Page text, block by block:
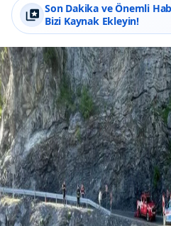
Son Dakika ve Önemli
Bizi Kaynak Ekleyin!